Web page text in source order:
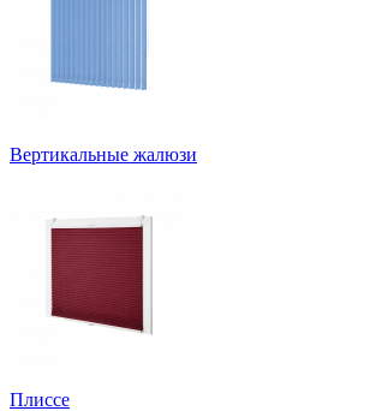
Вертикальные жалюзи
Плиссе